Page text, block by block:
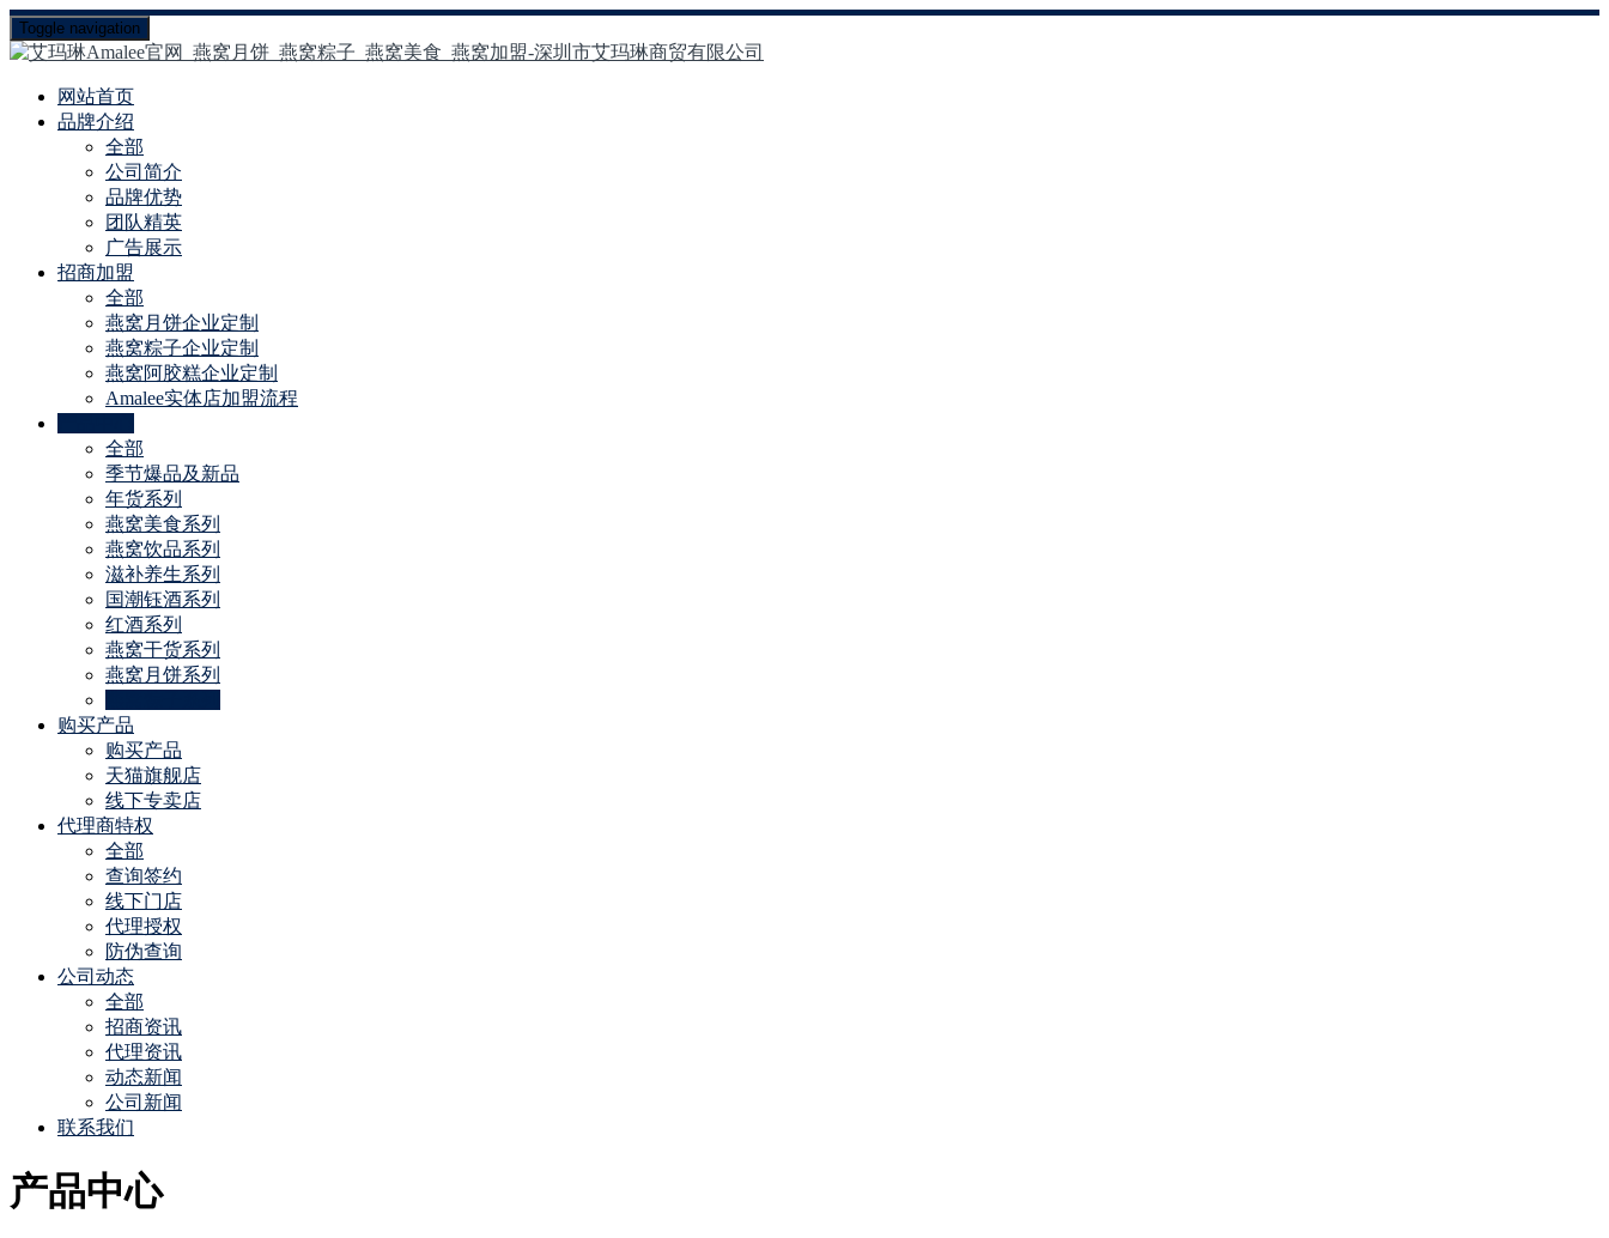
Toggle navigation
网站首页
品牌介绍
全部
公司简介
品牌优势
团队精英
广告展示
招商加盟
全部
燕窝月饼企业定制
燕窝粽子企业定制
燕窝阿胶糕企业定制
Amalee实体店加盟流程
全部
季节爆品及新品
年货系列
燕窝美食系列
燕窝饮品系列
滋补养生系列
国潮钰酒系列
红酒系列
燕窝干货系列
燕窝月饼系列
购买产品
购买产品
天猫旗舰店
线下专卖店
代理商特权
全部
查询签约
线下门店
代理授权
防伪查询
公司动态
全部
招商资讯
代理资讯
动态新闻
公司新闻
联系我们
产品中心